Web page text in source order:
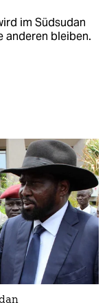
im Südsudan
anderen bleiben.